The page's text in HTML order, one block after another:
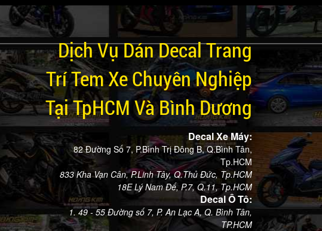
Dịch Vụ Dán Decal Trang
Trí Tem Xe Chuyên Nghiệp
Tại TpHCM Và Bình Dương
Decal Xe Máy:
82 Đường Số 7, P.Bình Trị Đông B, Q.Bình Tân,
Tp.HCM
833 Kha Vạn Cân, P.Linh Tây, Q.Thủ Đức, Tp.HCM
18E Lý Nam Đế, P.7, Q.11, Tp.HCM
Decal Ô Tô:
1. 49 - 55 Đường số 7, P. An Lạc A, Q. Bình Tân,
TP.HCM